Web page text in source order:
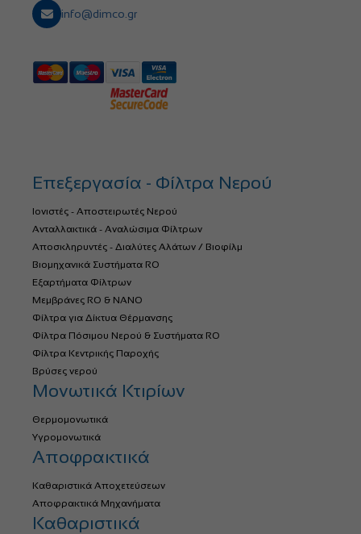
info@dimco.gr
Επεξεργασία - Φίλτρα Νερού
Ιονιστές - Αποστειρωτές Νερού
Ανταλλακτικά - Αναλώσιμα Φίλτρων
Αποσκληρυντές - Διαλύτες Αλάτων / Βιοφίλμ
Βιομηχανικά Συστήματα RO
Εξαρτήματα Φίλτρων
Μεμβράνες RO & NANO
Φίλτρα για Δίκτυα Θέρμανσης
Φίλτρα Πόσιμου Νερού & Συστήματα RO
Φίλτρα Κεντρικής Παροχής
Βρύσες νερού
Μονωτικά Κτιρίων
Θερμομονωτικά
Υγρομονωτικά
Αποφρακτικά
Καθαριστικά Αποχετεύσεων
Αποφρακτικά Μηχανήματα
Καθαριστικά